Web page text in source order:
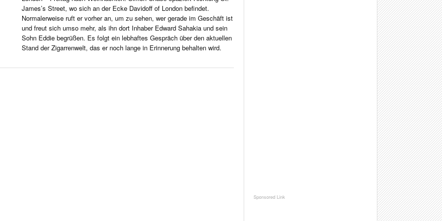
& LÄNDER
James’s Street, wo sich an der Ecke Davidoff of London befindet.
Normalerweise ruft er vorher an, um zu sehen, wer gerade im Geschäft ist
und freut sich umso mehr, als ihn dort Inhaber Edward Sahakia und sein
Sohn Eddie begrüßen. Es folgt ein lebhaftes Gespräch über den aktuellen
Stand der Zigarrenwelt, das er noch lange in Erinnerung behalten wird.